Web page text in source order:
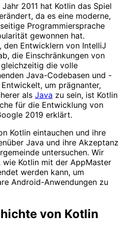
2011 hat Kotlin das Spiel
da es eine moderne,
Programmiersprache
gewonnen hat.
den Entwicklern von IntelliJ
die Einschränkungen von
die volle
Java-Codebasen und -
um prägnanter,
als Java zu sein, ist Kotlin
für die Entwicklung von
2019 erklärt.
Kotlin eintauchen und ihre
Java und ihre Akzeptanz
untersuchen. Wir
Kotlin mit der AppMaster
werden kann, um
Android-Anwendungen zu
von Kotlin